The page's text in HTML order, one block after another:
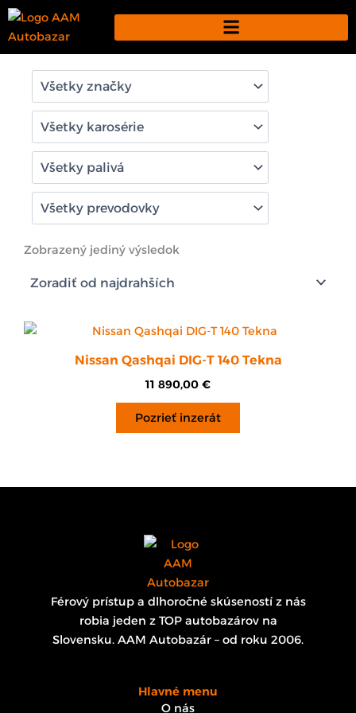
Preskočiť
Zobrazený jediný výsledok
Nissan Qashqai DIG-T 140 Tekna
11 890,00 €
Pozrieť inzerát
Férový prístup a dlhoročné skúseností z nás
robia jeden z TOP autobazárov na
Slovensku. AAM Autobazár – od roku 2006.
Hlavné menu
O nás